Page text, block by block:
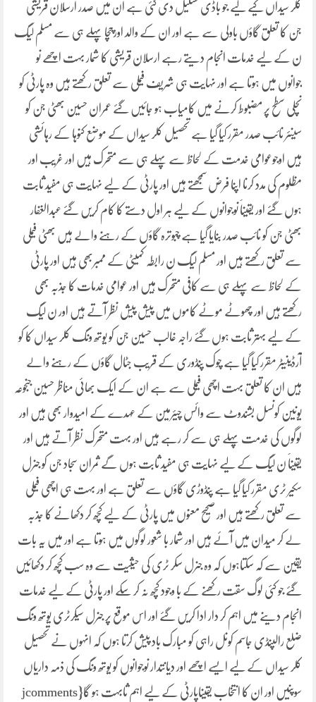
کلر سیداں کیے لیے جو باڈی تشکیل دی گئی ہے ان میں صدر ارسلان قریشی
جن کا تعلق گاؤں باولی سے ہے اور ان کے والد اورچچا پہلے ہی سے مسلم لیگ
ن کے لیے خدمات انجام دیتے رہے ارسلان قریشی کا شمار بہت اچھے نو
جوانوں میں ہوتا ہے اور نہایت ہی شریف فیملی سے تعلق رکھتے ہیں وہ پارٹی کو
نچلی سطح پر مضبوط کرنے میں کامیاب ہو جائیں گئے عمران حسین بھٹی جن کو
سینئر نائب صدر مقرر کیا گیا ہے تحصیل کلر سیداں کے موضع کنوہا کے رہائشی
ہیں اوجوعوامی خدمت کے لحاظ سے پہلے ہی سے متحرک ہیں اور غریب اور
مظلوم کی مدد کرنا اپنا فرض سمجھتے ہیں اور پارٹی کے لیے نہایت ہی مفید ثابت
ہوں گئے اور یقیناََ نوجوانوں کے لیے ہر اول دستے کا کام کریں گئے عبدالغفار
بھٹی جن کو نائب صدر بنایا گیا ہے چبوترہ گاؤں کے رہنے والے ہیں بھٹی فیملی
سے تعلق رکھتے ہیں اور مسلم لیگ ن رابطہ کمیٹی کے ممبربھی ہیں اور پارٹی
کے لحاظ سے پہلے ہی سے کافی متحرک ہیں اور عوامی خدمات کا جذبہ بھی
رکھتے ہیں اور چھوٹے موٹے کاموں میں پیش پیش نظر آتے ہیں اور ن لیگ
کے لیے بہتر ثابت ہوں گئے راجہ غالب حسین جن کو یوتھ ونگ کلر سیداں کا کو
آرڈینیٹر مقرر کیا گیا ہے چوک پنڈوری کے قریب جٹال گاؤں کے رہنے والے
ہیں ان کا تعلق بہت اچھی فیملی سے ہے ان کے ایک بھائی مناظر حسین جنجوعہ
یونین کونسل بشندوٹ سے وائس چیئرمین کے عہدے کے امیدوار بھی ہیں اور
لوگوں کی خدمت پہلے ہی سے کر رہے ہیں اور بہت متحرک نظر آتے ہیں اور
یقیناََ ن لیگ کے لیے نہایت ہی مفید ثابت ہوں گے ثمران سجاد جن کو جنرل
سکیر ٹری مقرر کیا گیا ہے پنڈوڑی گاؤں سے تعلق ہے اور بہت ہی اچھی فیملی
سے تعلق رکھتے ہیں اور صحیح معنوں میں پارٹی کے لیے کچھ کر دکھانے کا جذبہ
لے کر میدان میں آئے ہیں اور شمار با شعور لوگوں میں ہوتا ہے اور میں یہ بات
یقین سے کہ سکتاہوں کہ وہ جنرل سکر ٹری کی حیثیت سے وہ سب کچھ کر دکھائیں
گئے جو کئی لوگ سقت رکھنے کے با وجود کچھ نہ کر سکے اور پارٹی کے لیے خدمات
انجام دینے میں اہم کر دار ادا کریں گئے اور اس موقع پر جنرل سیکرٹری یوتھ ونگ
ضلع رالپنڈی جاسم کونل راہی کو مبارک باد پیش کرتا ہوں کہ انہوں نے تحصیل
کلر سیداں کے لیے ایسے اچھے اور دیانتدار نوجوانوں کو یوتھ ونگ کی ذمہ داریاں
سوپنیں اور ان کا انتخاب یقیناپارٹی کے لیے اہم ثابہت ہو گا{jcomments